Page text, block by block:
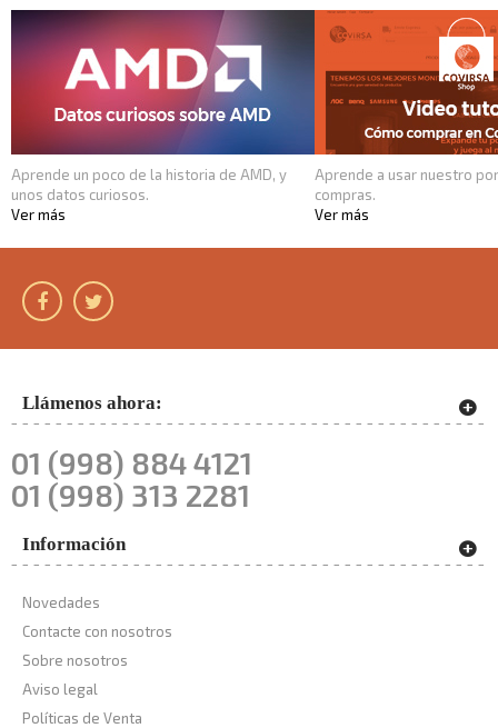
Aprende un poco de la historia de AMD, y
unos datos curiosos.
Ver más
Aprende a usar nuestro
compras.
Ver más
Llámenos ahora:
01 (998) 884 4121
01 (998) 313 2281
Información
Novedades
Contacte con nosotros
Sobre nosotros
Aviso legal
Políticas de Venta